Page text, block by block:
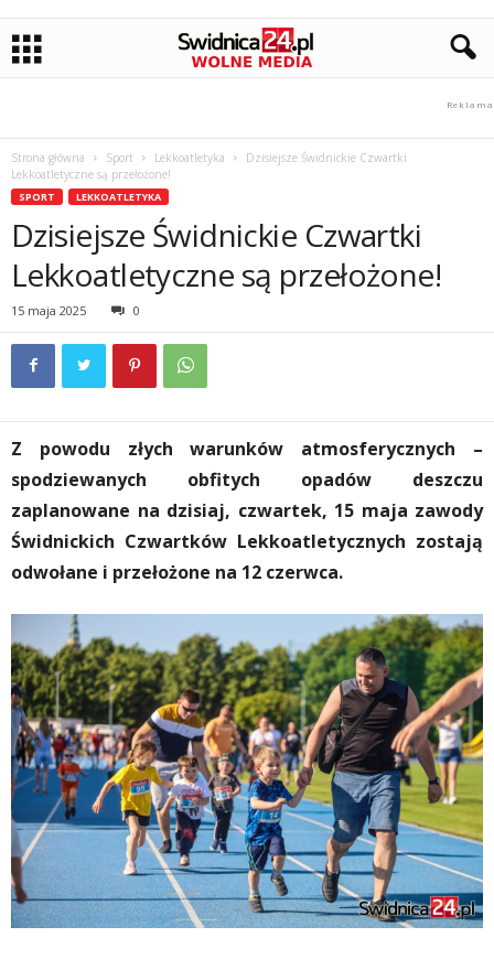
Strona główna Sport Lekkoatletyka
Dzisiejsze Świdnickie Czwartki
Lekkoatletyczne są przełożone!
SPORT LEKKOATLETYKA
Dzisiejsze Świdnickie Czwartki
Lekkoatletyczne są przełożone!
15 maja 2025 0
Z powodu złych warunków atmosferycznych –
spodziewanych obfitych opadów deszczu
zaplanowane na dzisiaj, czwartek, 15 maja zawody
Świdnickich Czwartków Lekkoatletycznych zostają
odwołane i przełożone na 12 czerwca.